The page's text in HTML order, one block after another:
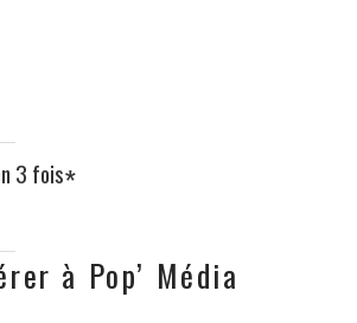
3 fois*
à Pop’ Média